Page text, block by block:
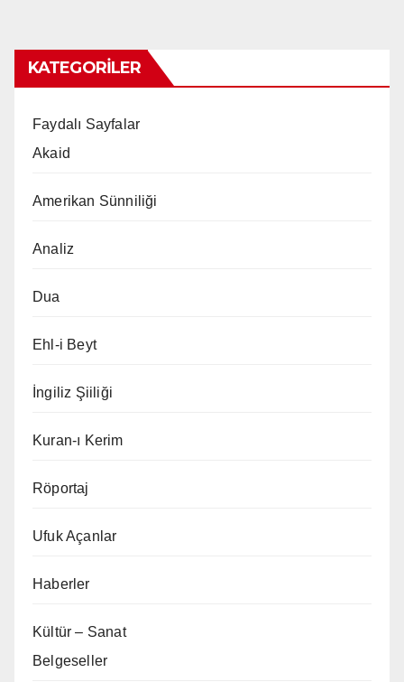
KATEGORILER
Faydalı Sayfalar
Akaid
Amerikan Sünniliği
Analiz
Dua
Ehl-i Beyt
İngiliz Şiiliği
Kuran-ı Kerim
Röportaj
Ufuk Açanlar
Haberler
Kültür – Sanat
Belgeseller